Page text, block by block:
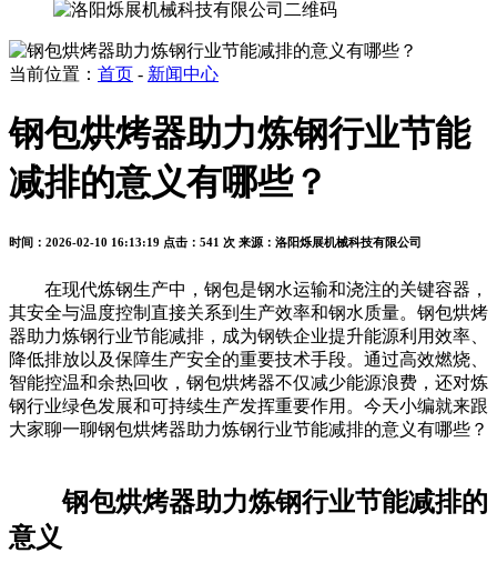
当前位置： 首页 - 新闻中心
钢包烘烤器助力炼钢行业节能
减排的意义有哪些？
时间：2026-02-10 16:13:19 点击：541 次 来源：洛阳烁展机械科技有限公司
在现代炼钢生产中，钢包是钢水运输和浇注的关键容器，
其安全与温度控制直接关系到生产效率和钢水质量。钢包烘烤
器助力炼钢行业节能减排，成为钢铁企业提升能源利用效率、
降低排放以及保障生产安全的重要技术手段。通过高效燃烧、
智能控温和余热回收，钢包烘烤器不仅减少能源浪费，还对炼
钢行业绿色发展和可持续生产发挥重要作用。今天小编就来跟
大家聊一聊钢包烘烤器助力炼钢行业节能减排的意义有哪些？
钢包烘烤器助力炼钢行业节能减排的
意义